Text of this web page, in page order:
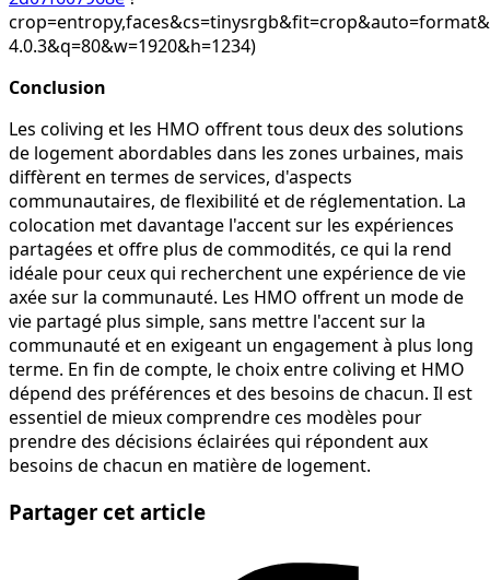
4.0.3&q=80&w=1920&h=1234)
Conclusion
Les coliving et les HMO offrent tous deux des solutions
de logement abordables dans les zones urbaines, mais
diffèrent en termes de services, d'aspects
communautaires, de flexibilité et de réglementation. La
colocation met davantage l'accent sur les expériences
partagées et offre plus de commodités, ce qui la rend
idéale pour ceux qui recherchent une expérience de vie
axée sur la communauté. Les HMO offrent un mode de
vie partagé plus simple, sans mettre l'accent sur la
communauté et en exigeant un engagement à plus long
terme. En fin de compte, le choix entre coliving et HMO
dépend des préférences et des besoins de chacun. Il est
essentiel de mieux comprendre ces modèles pour
prendre des décisions éclairées qui répondent aux
besoins de chacun en matière de logement.
Partager cet article